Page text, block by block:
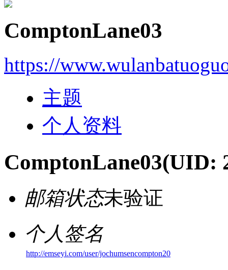
ComptonLane03
https://
主题
个人资料
ComptonLane03(UID:
邮箱状态未验证
个人签名
http://emseyi.com/user/jochumsencompton20